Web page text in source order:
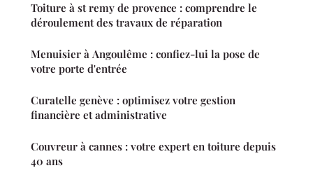
Toiture à st remy de provence : comprendre le
déroulement des travaux de réparation
Menuisier à Angoulême : confiez-lui la pose de
votre porte d'entrée
Curatelle genève : optimisez votre gestion
financière et administrative
Couvreur à cannes : votre expert en toiture depuis
40 ans